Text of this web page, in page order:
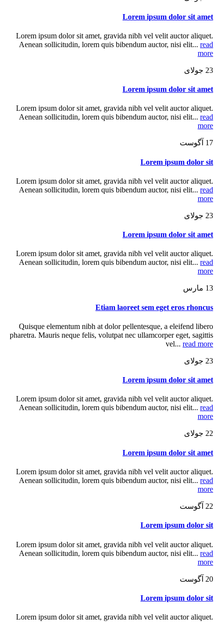
Lorem ipsum dolor sit amet
Lorem ipsum dolor sit amet, gravida nibh vel velit auctor aliquet.
Aenean sollicitudin, lorem quis bibendum auctor, nisi elit... read
more
23 جولای
Lorem ipsum dolor sit amet
Lorem ipsum dolor sit amet, gravida nibh vel velit auctor aliquet.
Aenean sollicitudin, lorem quis bibendum auctor, nisi elit... read
more
17 آگوست
Lorem ipsum dolor sit
Lorem ipsum dolor sit amet, gravida nibh vel velit auctor aliquet.
Aenean sollicitudin, lorem quis bibendum auctor, nisi elit... read
more
23 جولای
Lorem ipsum dolor sit amet
Lorem ipsum dolor sit amet, gravida nibh vel velit auctor aliquet.
Aenean sollicitudin, lorem quis bibendum auctor, nisi elit... read
more
13 مارس
Etiam laoreet sem eget eros rhoncus
Quisque elementum nibh at dolor pellentesque, a eleifend libero
pharetra. Mauris neque felis, volutpat nec ullamcorper eget, sagittis
vel... read more
23 جولای
Lorem ipsum dolor sit amet
Lorem ipsum dolor sit amet, gravida nibh vel velit auctor aliquet.
Aenean sollicitudin, lorem quis bibendum auctor, nisi elit... read
more
22 جولای
Lorem ipsum dolor sit amet
Lorem ipsum dolor sit amet, gravida nibh vel velit auctor aliquet.
Aenean sollicitudin, lorem quis bibendum auctor, nisi elit... read
more
22 آگوست
Lorem ipsum dolor sit
Lorem ipsum dolor sit amet, gravida nibh vel velit auctor aliquet.
Aenean sollicitudin, lorem quis bibendum auctor, nisi elit... read
more
20 آگوست
Lorem ipsum dolor sit
Lorem ipsum dolor sit amet, gravida nibh vel velit auctor aliquet.